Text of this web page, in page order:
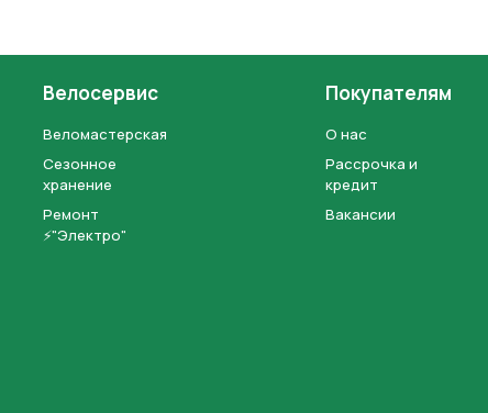
Велосервис
Веломастерская
Сезонное
хранение
Ремонт
⚡"Электро"
Покупателям
О нас
Рассрочка и
кредит
Вакансии